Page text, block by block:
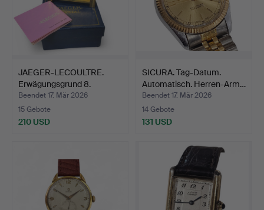
JAEGER-LECOULTRE.
Erwägungsgrund 8.
Schrei…
Beendet 17. Mär 2026
15 Gebote
210 USD
SICURA. Tag-Datum.
Automatisch. Herren-Arm…
Beendet 17. Mär 2026
14 Gebote
131 USD